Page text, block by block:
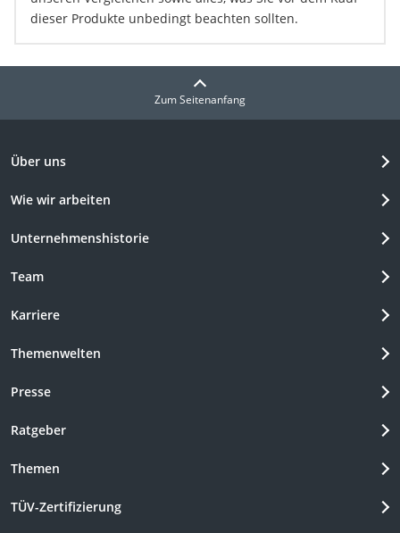
dieser Produkte unbedingt beachten sollten.
Zum Seitenanfang
Über uns
Wie wir arbeiten
Unternehmenshistorie
Team
Karriere
Themenwelten
Presse
Ratgeber
Themen
TÜV-Zertifizierung